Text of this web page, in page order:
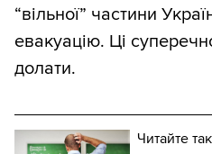
“вільної” частини
евакуацію. Ці
долати.
Читайте